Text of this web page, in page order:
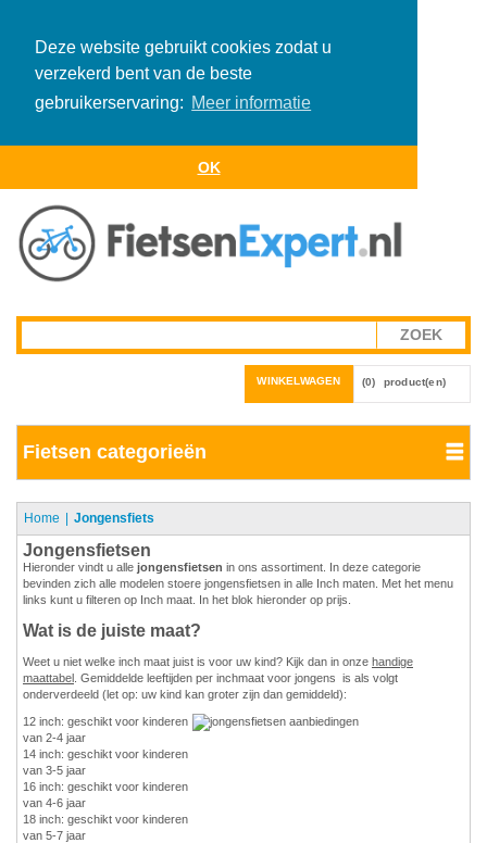
Deze website gebruikt cookies zodat u
verzekerd bent van de beste
gebruikerservaring: Meer informatie
OK
WINKELWAGEN (0) product(en)
Fietsen categorieën
Home Jongensfiets
Jongensfietsen
Hieronder vindt u alle jongensfietsen in ons assortiment. In deze categorie
bevinden zich alle modelen stoere jongensfietsen in alle Inch maten. Met het menu
links kunt u filteren op Inch maat. In het blok hieronder op prijs.
Wat is de juiste maat?
Weet u niet welke inch maat juist is voor uw kind? Kijk dan in onze handige
maattabel . Gemiddelde leeftijden per inchmaat voor jongens is als volgt
onderverdeeld (let op: uw kind kan groter zijn dan gemiddeld):
12 inch: geschikt voor kinderen
van 2-4 jaar
14 inch: geschikt voor kinderen
van 3-5 jaar
16 inch: geschikt voor kinderen
van 4-6 jaar
18 inch: geschikt voor kinderen
van 5-7 jaar